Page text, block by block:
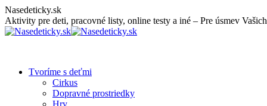
Skip
to
content
Nasedeticky.sk
Aktivity pre deti, pracovné listy, online testy a iné – Pre úsmev
Tvoríme s deťmi
Cirkus
Dopravné prostriedky
Hry